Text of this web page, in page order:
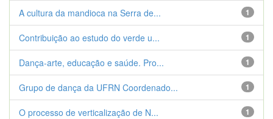
1
A cultura da mandioca na Serra de...
1
Contribuição ao estudo do verde u...
1
Dança-arte, educação e saúde. Pro...
1
Grupo de dança da UFRN Coordenado...
1
O processo de verticalização de N...